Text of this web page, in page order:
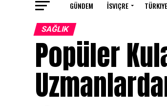
GÜNDEM İSVIÇRE TÜRKIYE
SAĞLIK
Popüler